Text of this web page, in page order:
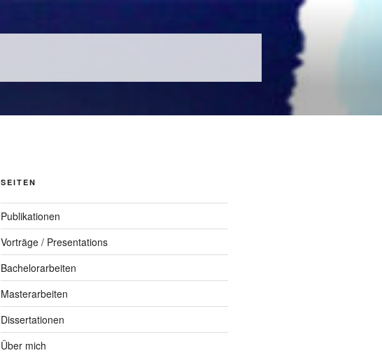
SEITEN
Publikationen
Vorträge / Presentations
Bachelorarbeiten
Masterarbeiten
Dissertationen
Über mich